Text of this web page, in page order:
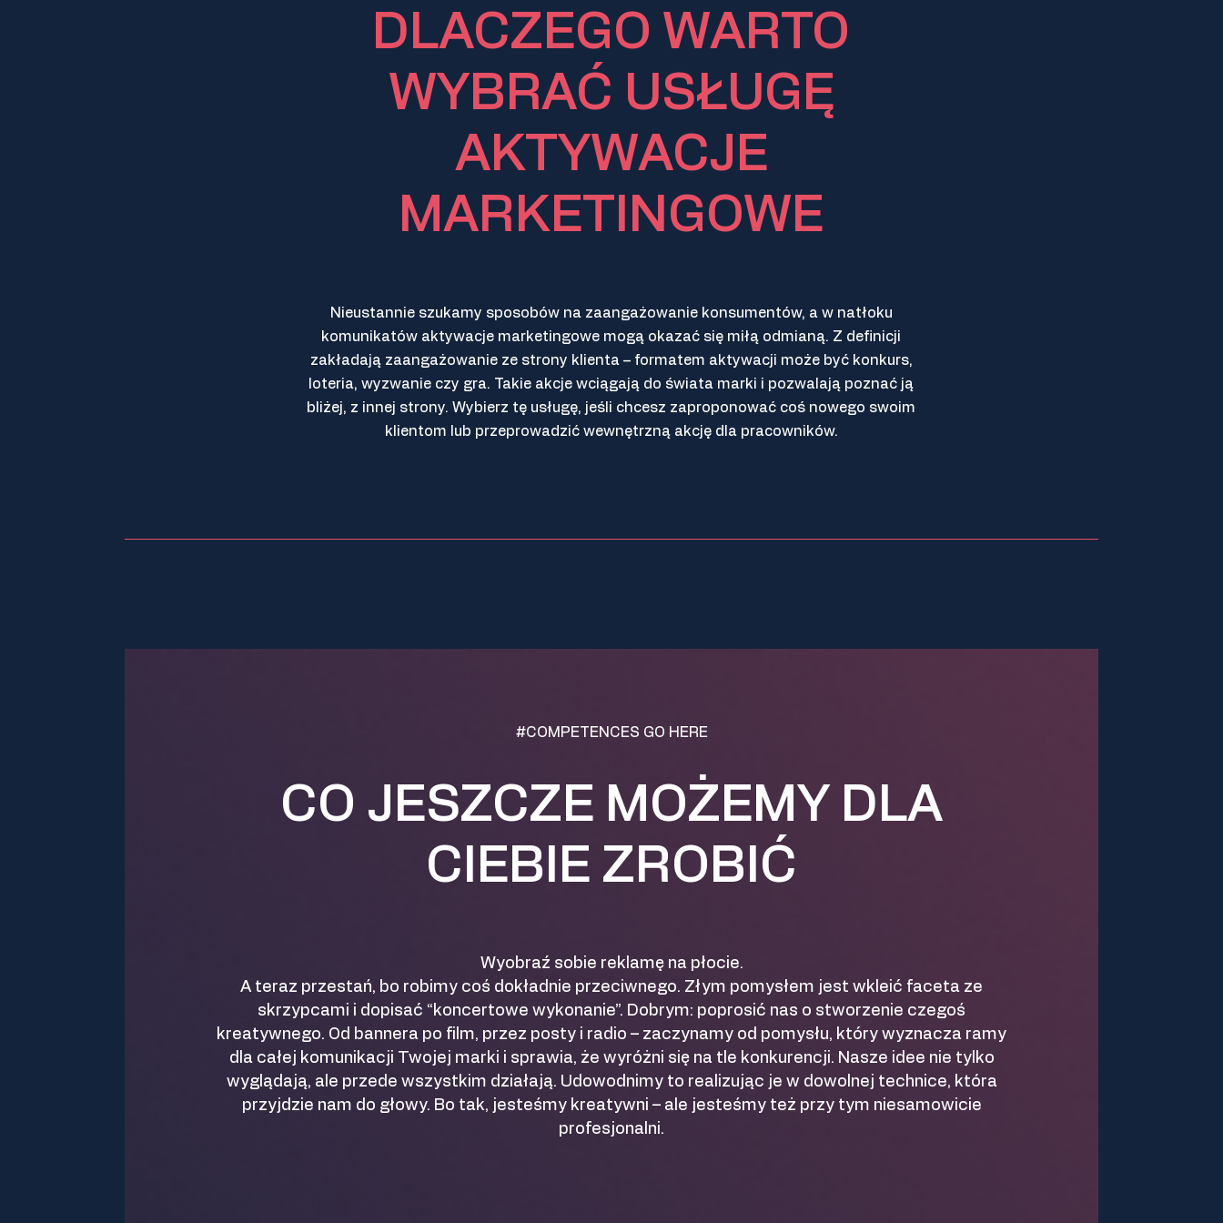
DLACZEGO WARTO
WYBRAĆ USŁUGĘ
AKTYWACJE
MARKETINGOWE
Nieustannie szukamy sposobów na zaangażowanie konsumentów, a w natłoku
komunikatów aktywacje marketingowe mogą okazać się miłą odmianą. Z definicji
zakładają zaangażowanie ze strony klienta – formatem aktywacji może być konkurs,
loteria, wyzwanie czy gra. Takie akcje wciągają do świata marki i pozwalają poznać ją
bliżej, z innej strony. Wybierz tę usługę, jeśli chcesz zaproponować coś nowego swoim
klientom lub przeprowadzić wewnętrzną akcję dla pracowników.
#COMPETENCES GO HERE
CO JESZCZE MOŻEMY DLA
CIEBIE ZROBIĆ
Wyobraź sobie reklamę na płocie.
A teraz przestań, bo robimy coś dokładnie przeciwnego. Złym pomysłem jest wkleić faceta ze
skrzypcami i dopisać “koncertowe wykonanie”. Dobrym: poprosić nas o stworzenie czegoś
kreatywnego. Od bannera po film, przez posty i radio – zaczynamy od pomysłu, który wyznacza ramy
dla całej komunikacji Twojej marki i sprawia, że wyróżni się na tle konkurencji. Nasze idee nie tylko
wyglądają, ale przede wszystkim działają. Udowodnimy to realizując je w dowolnej technice, która
przyjdzie nam do głowy. Bo tak, jesteśmy kreatywni – ale jesteśmy też przy tym niesamowicie
profesjonalni.